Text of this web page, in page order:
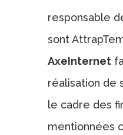
responsable
sont
AxeInternet
réalisation de
le cadre des
mentionnées